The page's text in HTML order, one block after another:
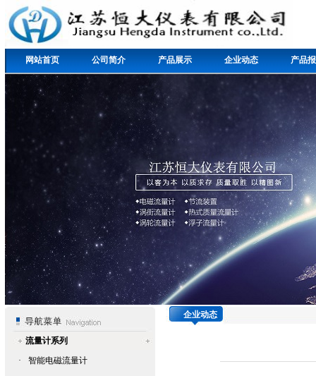
网站首页 公司简介 产品展示 企业动态 产品
流量计系列
·
智能电磁流量计
企业动态